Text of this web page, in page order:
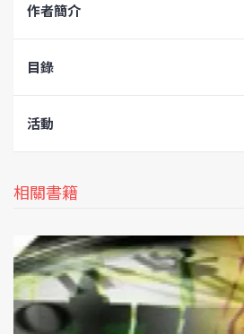
作者簡介
目錄
活動
相關書籍